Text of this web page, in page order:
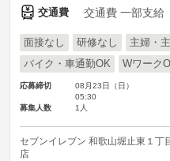
交通費 交通費 一部支給
面接なし 研修なし 主婦・
バイク・車通勤OK
Wワーク
応募締切
08月23日（日）
05:30
募集人数
1人
セブンイレブン 和歌山堀止東１丁
店